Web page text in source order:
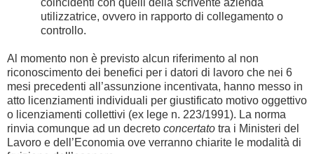
utilizzatrice, ovvero in rapporto di collegamento o
controllo.
Al momento non è previsto alcun riferimento al non
riconoscimento dei benefici per i datori di lavoro che nei 6
mesi precedenti all’assunzione incentivata, hanno messo in
atto licenziamenti individuali per giustificato motivo oggettivo
o licenziamenti collettivi (ex lege n. 223/1991). La norma
rinvia comunque ad un decreto concertato tra i Ministeri del
Lavoro e dell’Economia ove verranno chiarite le modalità di